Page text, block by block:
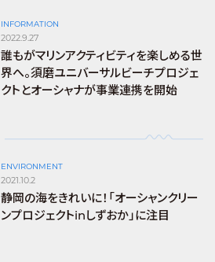
INFORMATION
2022.9.27
誰もがマリンアクティビティを楽しめる世
界へ。須磨ユニバーサルビーチプロジェ
クトとオーシャナが事業連携を開始
ENVIRONMENT
2021.10.2
静岡の海をきれいに！「オーシャンクリー
ンプロジェクトinしずおか」に注目